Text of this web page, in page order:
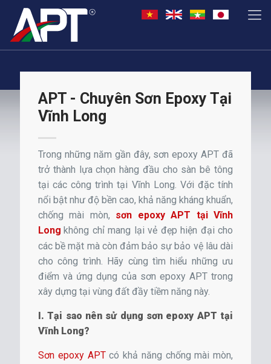
APT - Chuyên Sơn Epoxy Tại
Vĩnh Long
Trong những năm gần đây, sơn epoxy APT đã
trở thành lựa chọn hàng đầu cho sàn bê tông
tại các công trình tại Vĩnh Long. Với đặc tính
nổi bật như độ bền cao, khả năng kháng khuẩn,
chống mài mòn, sơn epoxy APT tại Vĩnh
Long không chỉ mang lại vẻ đẹp hiện đại cho
các bề mặt mà còn đảm bảo sự bảo vệ lâu dài
cho công trình. Hãy cùng tìm hiểu những ưu
điểm và ứng dụng của sơn epoxy APT trong
xây dựng tại vùng đất đầy tiềm năng này.
I. Tại sao nên sử dụng sơn epoxy APT tại
Vĩnh Long?
Sơn epoxy APTcó khả năng chống mài mòn,